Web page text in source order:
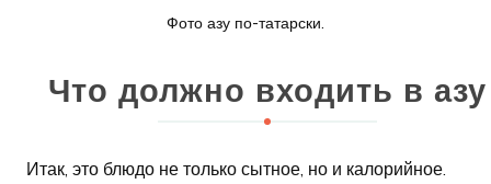
Фото азу по-татарски.
Что должно входить в азу
Итак, это блюдо не только сытное, но и калорийное.